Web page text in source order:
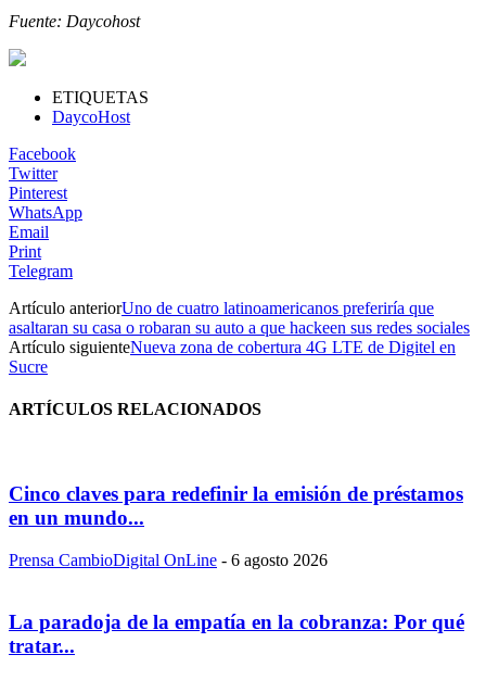
Fuente: Daycohost
ETIQUETAS
DaycoHost
Facebook
Twitter
Pinterest
WhatsApp
Email
Print
Telegram
Artículo anteriorUno de cuatro latinoamericanos preferiría que
asaltaran su casa o robaran su auto a que hackeen sus redes sociales
Artículo siguienteNueva zona de cobertura 4G LTE de Digitel en
Sucre
ARTÍCULOS RELACIONADOS
Cinco claves para redefinir la emisión de préstamos
en un mundo...
Prensa CambioDigital OnLine - 6 agosto 2026
La paradoja de la empatía en la cobranza: Por qué
tratar...